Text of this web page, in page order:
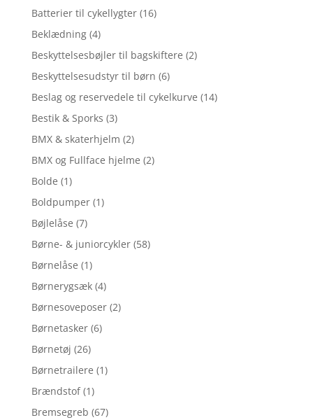
Batterier til cykellygter (16)
Beklædning (4)
Beskyttelsesbøjler til bagskiftere (2)
Beskyttelsesudstyr til børn (6)
Beslag og reservedele til cykelkurve (14)
Bestik & Sporks (3)
BMX & skaterhjelm (2)
BMX og Fullface hjelme (2)
Bolde (1)
Boldpumper (1)
Bøjlelåse (7)
Børne- & juniorcykler (58)
Børnelåse (1)
Børnerygsæk (4)
Børnesoveposer (2)
Børnetasker (6)
Børnetøj (26)
Børnetrailere (1)
Brændstof (1)
Bremsegreb (67)